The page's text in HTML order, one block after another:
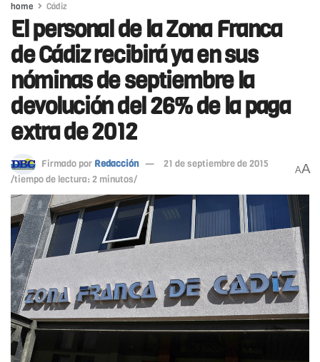
home Cádiz
El personal de la Zona Franca
de Cádiz recibirá ya en sus
nóminas de septiembre la
devolución del 26% de la paga
extra de 2012
Firmado por Redacción
21 de septiembre de 2015
/tiempo de lectura: 2 minutos/
AA